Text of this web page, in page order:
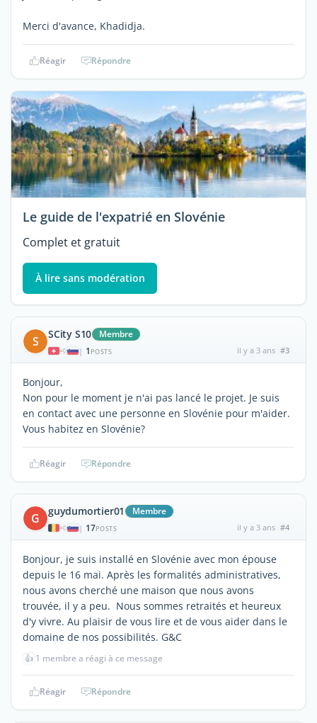
Merci d'avance, Khadidja.
Réagir Répondre
Le guide de l'expatrié en Slovénie
Complet et gratuit
À lire sans modération
S SCity S10 Membre
| 1 POSTS il y a 3 ans #3
Bonjour,
Non pour le moment je n'ai pas lancé le projet. Je suis
en contact avec une personne en Slovénie pour m'aider.
Vous habitez en Slovénie?
Réagir Répondre
G guydumortier01 Membre
| 17POSTS il y a 3 ans #4
Bonjour, je suis installé en Slovénie avec mon épouse
depuis le 16 mai. Après les formalités administratives,
nous avons cherché une maison que nous avons
trouvée, il y a peu. Nous sommes retraités et heureux
d'y vivre. Au plaisir de vous lire et de vous aider dans le
domaine de nos possibilités. G&C
👍 1 membre a réagi à ce message
Réagir Répondre